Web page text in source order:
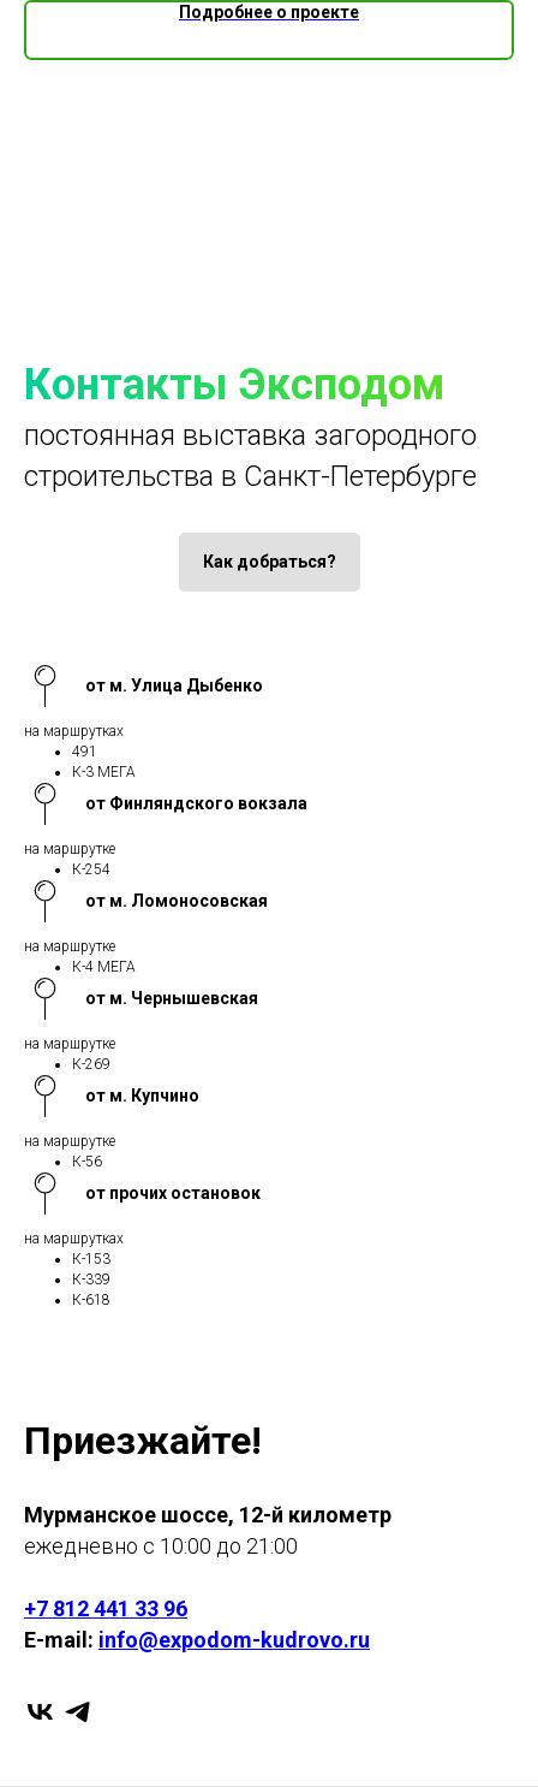
Подробнее о проекте
Контакты Эксподом
постоянная выставка загородного
строительства в Санкт-Петербурге
Как добраться?
от м. Улица Дыбенко
на маршрутках
491
К-3 МЕГА
от Финляндского вокзала
на маршрутке
К-254
от м. Ломоносовская
на маршрутке
К-4 МЕГА
от м. Чернышевская
на маршрутке
К-269
от м. Купчино
на маршрутке
К-56
от прочих остановок
на маршрутках
К-153
К-339
К-618
Приезжайте!
Мурманское шоссе, 12-й километр
ежедневно с 10:00 до 21:00
+7 812 441 33 96
E-mail: info@expodom-kudrovo.ru